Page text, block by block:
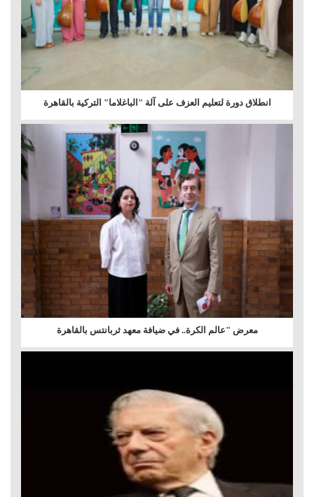
انطلاق دورة لتعليم العزف على آلة "الباغلاما" التركية بالقاهرة
معرض "عالم الكرة.. في ضيافة معهد ثربانتس بالقاهرة